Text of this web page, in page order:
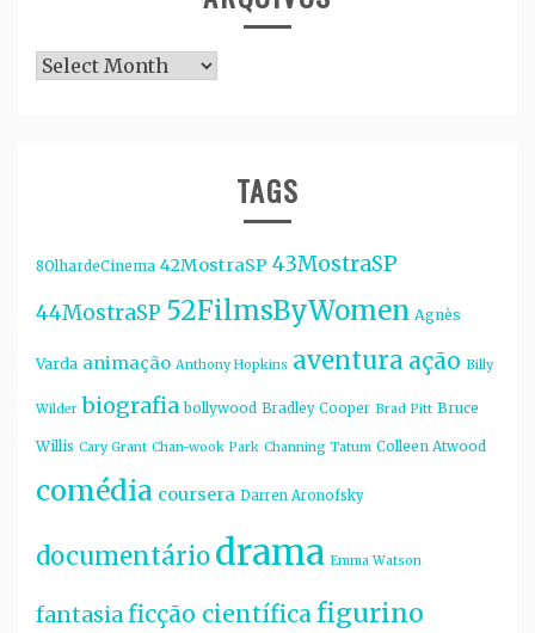
Arquivos
TAGS
8OlhardeCinema 42MostraSP 43MostraSP
44MostraSP 52FilmsByWomen Agnès
Varda animação Anthony Hopkins aventura ação Billy
Wilder biografia bollywood Bradley Cooper Brad Pitt Bruce
Willis Cary Grant Chan-wook Park Channing Tatum Colleen Atwood
comédia coursera Darren Aronofsky
documentáriodrama Emma Watson
fantasia ficção científica figurino